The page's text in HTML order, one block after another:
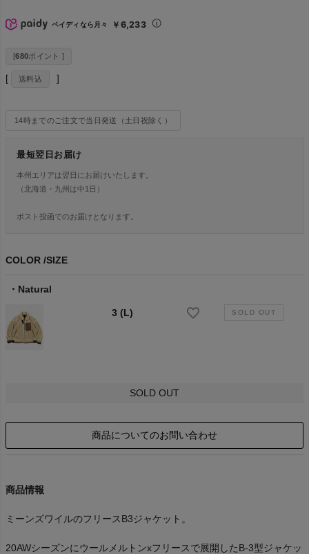
ペイディなら月々 ￥6,233
[680ポイント ]
送料込
14時までのご注文で当日発送（土日祝除く）
最短翌日お届け
本州エリアは翌日にお届けいたします。
（北海道・九州は中1日）
ポスト投函でのお届けとなります。
COLOR SIZE
Natural
3 (L)
SOLD OUT
商品についてのお問い合わせ
商品情報
ミーンズワイルのフリースB3ジャケット。
20AWシーズンにウールメルトンxフリースで展開したB-3型ジャケッ